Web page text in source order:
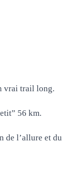
vrai trail long.
56 km.
de l’allure et du